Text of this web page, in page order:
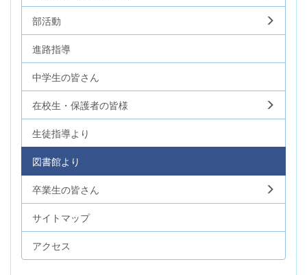
部活動
進路指導
中学生の皆さん
在校生・保護者の皆様
生徒指導より
図書館より
卒業生の皆さん
サイトマップ
アクセス